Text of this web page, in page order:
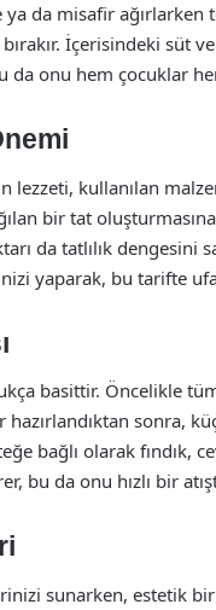
da misafir ağırlarken
bırakır. İçerisindeki
da onu hem çocuklar
lezzeti, kullanılan
bir tat
da tatlılık
yaparak, bu tarifte
basittir. Öncelikle
sonra,
bağlı olarak fındık,
bu da onu hızlı bir
sunarken, estetik